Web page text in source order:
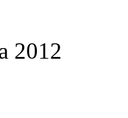
2012